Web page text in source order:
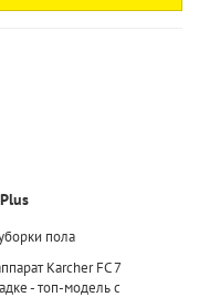
пола
Karcher FC 7
- топ-модель с